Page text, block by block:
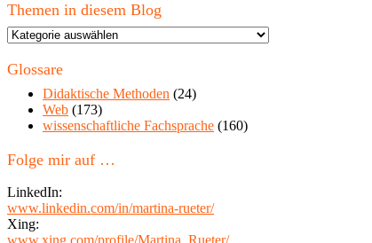
Themen in diesem Blog
Themen
diesem
Glossare
Didaktische Methoden (24)
Web (173)
wissenschaftliche Fachsprache (160)
Folge mir auf …
LinkedIn:
www.linkedin.com/in/martina-rueter/
Xing: